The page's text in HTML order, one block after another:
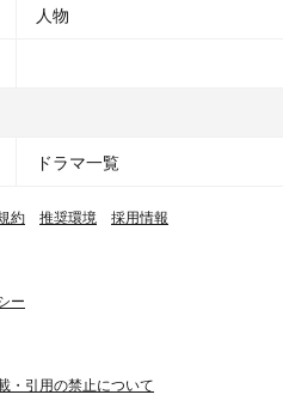
人物
ドラマ一覧
約 推奨環境 採用情報
ー
・引用の禁止について